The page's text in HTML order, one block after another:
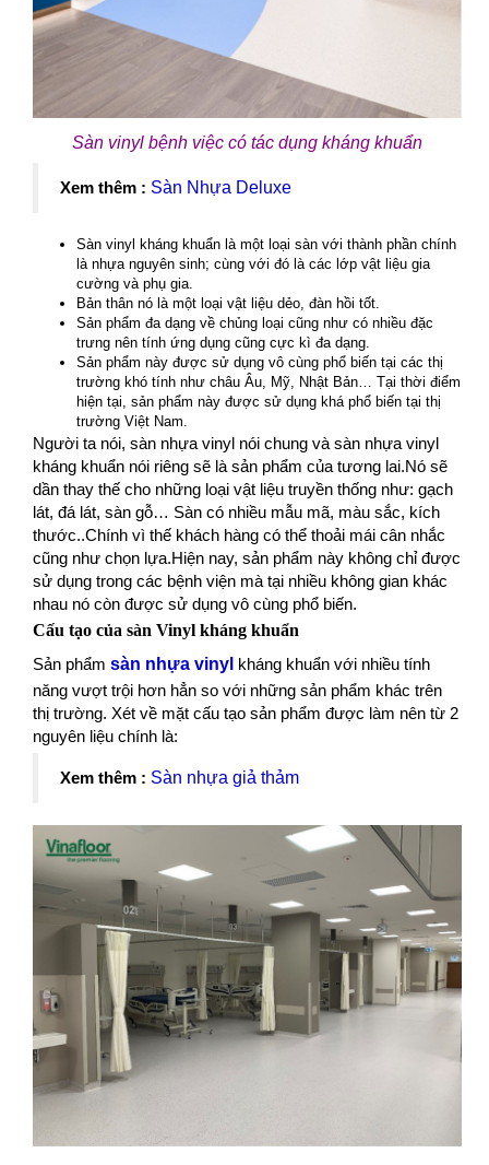
Sàn vinyl bệnh việc có tác dụng kháng khuẩn
Xem thêm : Sàn Nhựa Deluxe
Sàn vinyl kháng khuẩn là một loại sàn với thành phần chính
là nhựa nguyên sinh; cùng với đó là các lớp vật liệu gia
cường và phụ gia.
Bản thân nó là một loại vật liệu dẻo, đàn hồi tốt.
Sản phẩm đa dạng về chủng loại cũng như có nhiều đặc
trưng nên tính ứng dụng cũng cực kì đa dạng.
Sản phẩm này được sử dụng vô cùng phổ biến tại các thị
trường khó tính như châu Âu, Mỹ, Nhật Bản… Tại thời điểm
hiện tại, sản phẩm này được sử dụng khá phổ biến tại thị
trường Việt Nam.
Người ta nói, sàn nhựa vinyl nói chung và sàn nhựa vinyl
kháng khuẩn nói riêng sẽ là sản phẩm của tương lai.Nó sẽ
dần thay thế cho những loại vật liệu truyền thống như: gạch
lát, đá lát, sàn gỗ… Sàn có nhiều mẫu mã, màu sắc, kích
thước..Chính vì thế khách hàng có thể thoải mái cân nhắc
cũng như chọn lựa.Hiện nay, sản phẩm này không chỉ được
sử dụng trong các bệnh viện mà tại nhiều không gian khác
nhau nó còn được sử dụng vô cùng phổ biến.
Cấu tạo của sàn Vinyl kháng khuẩn
Sản phẩm sàn nhựa vinyl kháng khuẩn với nhiều tính
năng vượt trội hơn hẳn so với những sản phẩm khác trên
thị trường. Xét về mặt cấu tạo sản phẩm được làm nên từ 2
nguyên liệu chính là:
Xem thêm : Sàn nhựa giả thảm